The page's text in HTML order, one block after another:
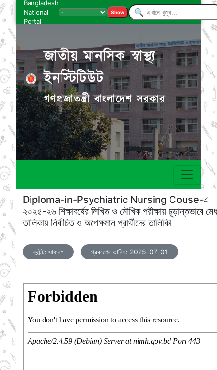
Bangladesh
National
Portal
Show
জাতীয় মানসিক স্বাস্থ্য
ইনস্টিটিউট
গণপ্রজাতন্ত্রী বাংলাদেশ সরকার
Diploma-in-Psychiatric Nursing Couse-এ
২০২৫-২৬ শিক্ষাবর্ষের লিখিত ও মৌখিক পরীক্ষায় চূড়ান্তভাবে
তালিকায় নির্বাচিত ও অপেক্ষমান প্রার্থীদের তালিকাি
কন্টেন্ট: সাধারণ প্রকাশের তারিখ: 2025-07-01